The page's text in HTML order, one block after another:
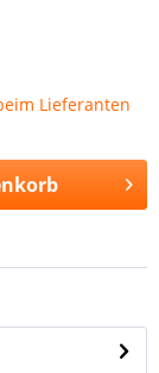
Lieferanten